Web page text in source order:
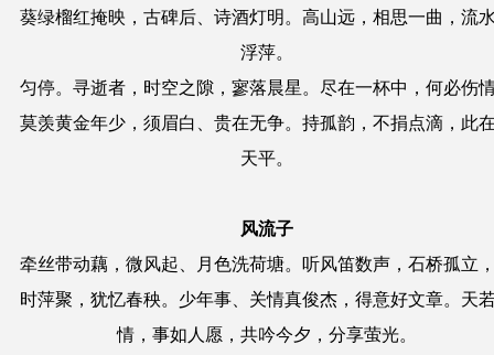
葵绿榴红掩映，古碑后、诗酒灯明。高山远，相思一曲，流
浮萍。
匀停。寻逝者，时空之隙，寥落晨星。尽在一杯中，何必伤
莫羡黄金年少，须眉白、贵在无争。持孤韵，不捐点滴，此
天平。
风流子
牵丝带动藕，微风起、月色洗荷塘。听风笛数声，石桥孤立
时萍聚，犹忆春秧。少年事、关情真俊杰，得意好文章。天
情，事如人愿，共吟今夕，分享萤光。